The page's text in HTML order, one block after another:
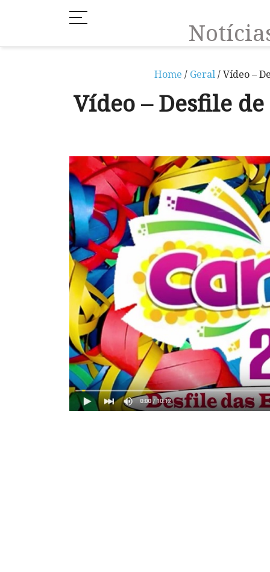
Home / Geral/ Vídeo –
Vídeo – Desfile